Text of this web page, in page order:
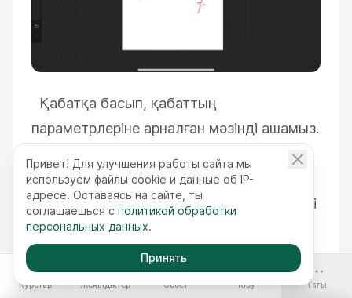
Қабатқа басып, қабаттың
параметрлеріне арналған мәзінді ашамыз.
(Rename) немесе ол қабаттағы барлық
нәрсені бөліп алуымыз (Select) мүмкіндігі
бар. Бізмаскалар жасай аламыз:
маскалау маскасы, элементтердің
Курстар Жеңілдіктер Себет Кіру Тағы
Привет! Для улучшения работы сайта мы
используем файлы cookie и данные об IP-
адресе. Оставаясь на сайте, ты
соглашаешься с политикой обработки
персональных данных.
Принять